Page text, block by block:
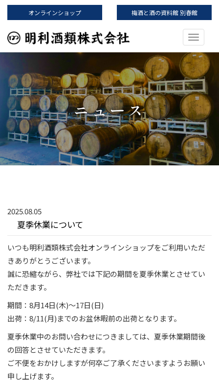
オンラインショップ 梅酒と酒の資料館 別春館
明利酒類株式会社
ニュース
2025.08.05
夏季休業について
いつも明利酒類株式会社オンラインショップをご利用いただ
きありがとうございます。
誠に恐縮ながら、弊社では下記の期間を夏季休業とさせてい
ただきます。
期間：8月14日(木)～17日(日)
出荷：8/11(月)までのお盆休暇前の出荷となります。
夏季休業中のお問い合わせにつきましては、夏季休業期間後
の回答とさせていただきます。
ご不便をおかけしますが何卒ご了承くださいますようお願い
申し上げます。